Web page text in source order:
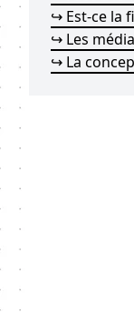
↪ Est-ce la
↪ Les
↪ La